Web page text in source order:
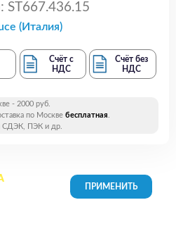
ST667.436.15
(Италия)
Счёт с
НДС
Счёт без
НДС
- 2000 руб.
по Москве бесплатная.
СДЭК, ПЭК и др.
на все